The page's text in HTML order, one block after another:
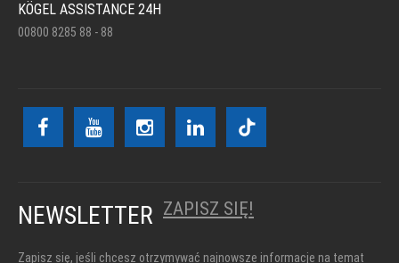
KÖGEL ASSISTANCE 24H
00800 8285 88 - 88
NEWSLETTER ZAPISZ SIĘ!
Zapisz się, jeśli chcesz otrzymywać najnowsze informacje na temat